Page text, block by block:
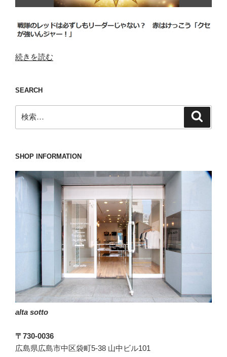
“誰
と
言
お
う
ア
ペ
の
赤
で
す。”
の
続きを読む
SEARCH
索:
SHOP INFORMATION
alta sotto
〒730-0036
広島県広島市中区袋町5-38 山中ビル101